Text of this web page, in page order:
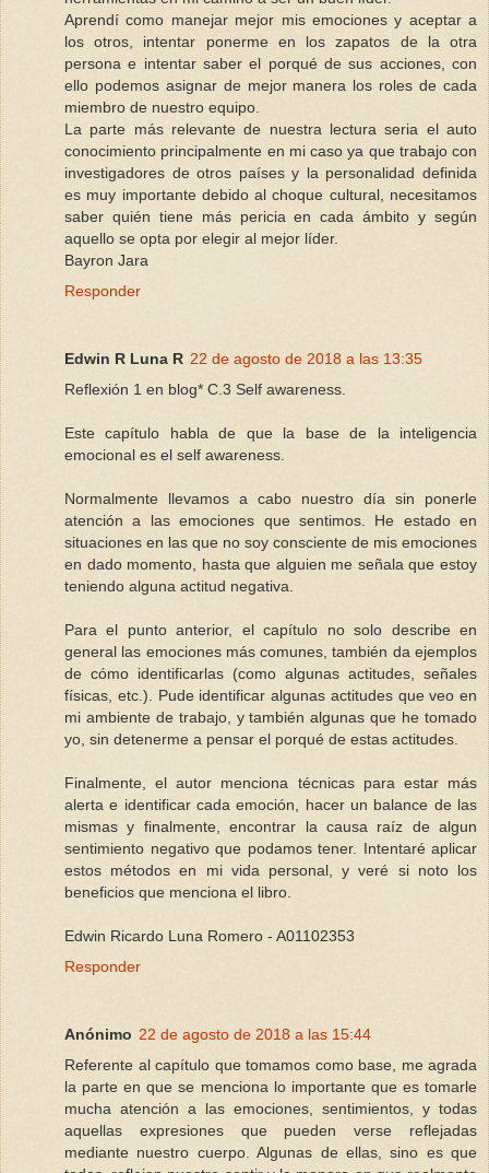
Aprendí como manejar mejor mis emociones y aceptar a
los otros, intentar ponerme en los zapatos de la otra
persona e intentar saber el porqué de sus acciones, con
ello podemos asignar de mejor manera los roles de cada
miembro de nuestro equipo.
La parte más relevante de nuestra lectura seria el auto
conocimiento principalmente en mi caso ya que trabajo con
investigadores de otros países y la personalidad definida
es muy importante debido al choque cultural, necesitamos
saber quién tiene más pericia en cada ámbito y según
aquello se opta por elegir al mejor líder.
Bayron Jara
Responder
Edwin R Luna R 22 de agosto de 2018 a las 13:35
Reflexión 1 en blog* C.3 Self awareness.
Este capítulo habla de que la base de la inteligencia
emocional es el self awareness.
Normalmente llevamos a cabo nuestro día sin ponerle
atención a las emociones que sentimos. He estado en
situaciones en las que no soy consciente de mis emociones
en dado momento, hasta que alguien me señala que estoy
teniendo alguna actitud negativa.
Para el punto anterior, el capítulo no solo describe en
general las emociones más comunes, también da ejemplos
de cómo identificarlas (como algunas actitudes, señales
físicas, etc.). Pude identificar algunas actitudes que veo en
mi ambiente de trabajo, y también algunas que he tomado
yo, sin detenerme a pensar el porqué de estas actitudes.
Finalmente, el autor menciona técnicas para estar más
alerta e identificar cada emoción, hacer un balance de las
mismas y finalmente, encontrar la causa raíz de algun
sentimiento negativo que podamos tener. Intentaré aplicar
estos métodos en mi vida personal, y veré si noto los
beneficios que menciona el libro.
Edwin Ricardo Luna Romero - A01102353
Responder
Anónimo 22 de agosto de 2018 a las 15:44
Referente al capítulo que tomamos como base, me agrada
la parte en que se menciona lo importante que es tomarle
mucha atención a las emociones, sentimientos, y todas
aquellas expresiones que pueden verse reflejadas
mediante nuestro cuerpo. Algunas de ellas, sino es que